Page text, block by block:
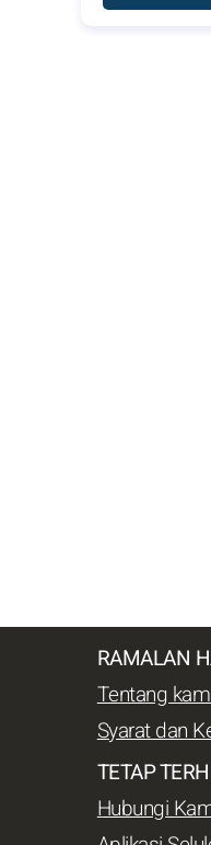
RAMALAN
Tentang
Syarat dan
TETAP
Hubungi